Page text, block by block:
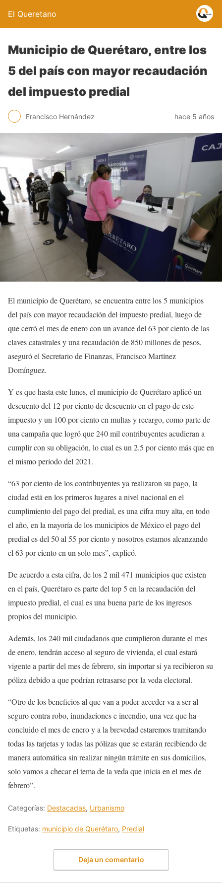
El Queretano
Municipio de Querétaro, entre los
5 del país con mayor recaudación
del impuesto predial
Francisco Hernández hace 5 años
El municipio de Querétaro, se encuentra entre los 5 municipios
del país con mayor recaudación del impuesto predial, luego de
que cerró el mes de enero con un avance del 63 por ciento de las
claves catastrales y una recaudación de 850 millones de pesos,
aseguró el Secretario de Finanzas, Francisco Martínez
Domínguez.
Y es que hasta este lunes, el municipio de Querétaro aplicó un
descuento del 12 por ciento de descuento en el pago de este
impuesto y un 100 por ciento en multas y recargo, como parte de
una campaña que logró que 240 mil contribuyentes acudieran a
cumplir con su obligación, lo cual es un 2.5 por ciento más que en
el mismo periodo del 2021.
“63 por ciento de los contribuyentes ya realizaron su pago, la
ciudad está en los primeros lugares a nivel nacional en el
cumplimiento del pago del predial, es una cifra muy alta, en todo
el año, en la mayoría de los municipios de México el pago del
predial es del 50 al 55 por ciento y nosotros estamos alcanzando
el 63 por ciento en un solo mes”, explicó.
De acuerdo a esta cifra, de los 2 mil 471 municipios que existen
en el país, Querétaro es parte del top 5 en la recaudación del
impuesto predial, el cual es una buena parte de los ingresos
propios del municipio.
Además, los 240 mil ciudadanos que cumplieron durante el mes
de enero, tendrán acceso al seguro de vivienda, el cual estará
vigente a partir del mes de febrero, sin importar si ya recibieron su
póliza debido a que podrían retrasarse por la veda electoral.
“Otro de los beneficios al que van a poder acceder va a ser al
seguro contra robo, inundaciones e incendio, una vez que ha
concluido el mes de enero y a la brevedad estaremos tramitando
todas las tarjetas y todas las pólizas que se estarán recibiendo de
manera automática sin realizar ningún trámite en sus domicilios,
solo vamos a checar el tema de la veda que inicia en el mes de
febrero”.
Categorías: Destacadas, Urbanismo
Etiquetas: municipio de Querétaro, Predial
Deja un comentario